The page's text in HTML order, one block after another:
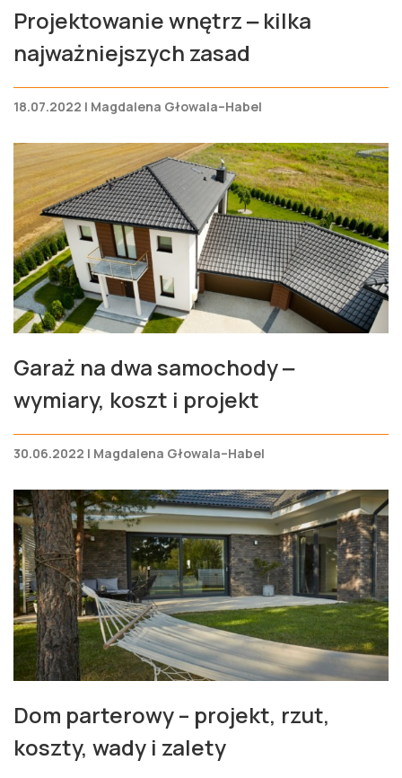
Projektowanie wnętrz ‒ kilka
najważniejszych zasad
18.07.2022 | Magdalena Głowala–Habel
Garaż na dwa samochody ‒
wymiary, koszt i projekt
30.06.2022 | Magdalena Głowala–Habel
Dom parterowy – projekt, rzut,
koszty, wady i zalety